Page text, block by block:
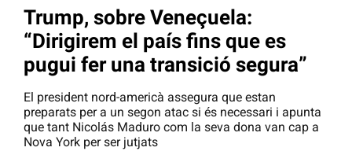
Trump, sobre Veneçuela:
“Dirigirem el país fins que es
pugui fer una transició segura”
El president nord-americà assegura que estan
preparats per a un segon atac si és necessari i apunta
que tant Nicolás Maduro com la seva dona van cap a
Nova York per ser jutjats